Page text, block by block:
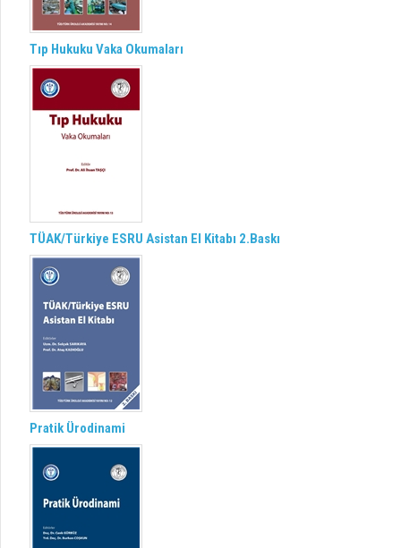
Tıp Hukuku Vaka Okumaları
TÜAK/Türkiye ESRU Asistan El Kitabı 2.Baskı
Pratik Ürodinami